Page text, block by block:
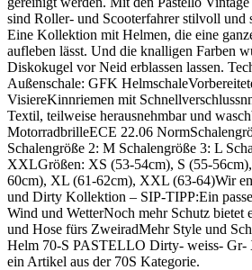
sind Roller- und Scooterfahrer stilvoll und
Eine Kollektion mit Helmen, die eine
aufleben lässt. Und die knalligen Farben
Diskokugel vor Neid erblassen lassen.
Außenschale: GFK
VisiereKinnriemen mit
Textil, teilweise herausnehmbar und
MotorradbrilleECE 22.06
Schalengröße 2: M Schalengröße 3: L
XXLGrößen: XS (53-54cm), S (55-
60cm), XL (61-62cm), XXL (63-64)Wir
und Dirty Kollektion – SIP-TIPP:Ein
Wind und WetterNoch mehr Schutz bietet
und Hose fürs ZweiradMehr Style und
Helm 70-S PASTELLO Dirty- weiss- Gr-
ein Artikel aus der 70S Kategorie.